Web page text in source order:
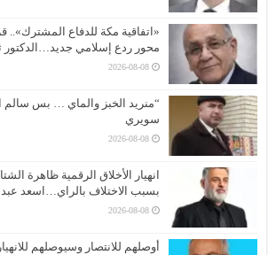
«اتفاقية مكة للدفاع المشترك»..
محور ردع إسلامي جديد…الدكتور
2026-08-08
“منريد الخبز والماي … بس
سويري
2026-08-08
انهيار الأخلاق الرقمية ظاهرة
بسبب الاختلاف بالراي…اسعد
2026-08-08
أوصلهم للانتصار وسيوصلهم